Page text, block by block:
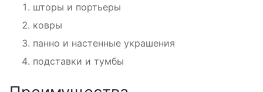
шторы и портьеры
ковры
панно и настенные украшения
подставки и тумбы